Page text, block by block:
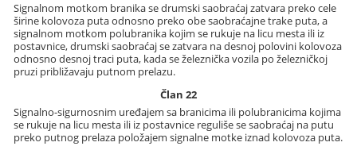
Signalnom motkom branika se drumski saobraćaj zatvara preko cele
širine kolovoza puta odnosno preko obe saobraćajne trake puta, a
signalnom motkom polubranika kojim se rukuje na licu mesta ili iz
postavnice, drumski saobraćaj se zatvara na desnoj polovini kolovoza
odnosno desnoj traci puta, kada se železnička vozila po železničkoj
pruzi približavaju putnom prelazu.
Član 22
Signalno-sigurnosnim uređajem sa branicima ili polubranicima kojima
se rukuje na licu mesta ili iz postavnice reguliše se saobraćaj na putu
preko putnog prelaza položajem signalne motke iznad kolovoza puta.